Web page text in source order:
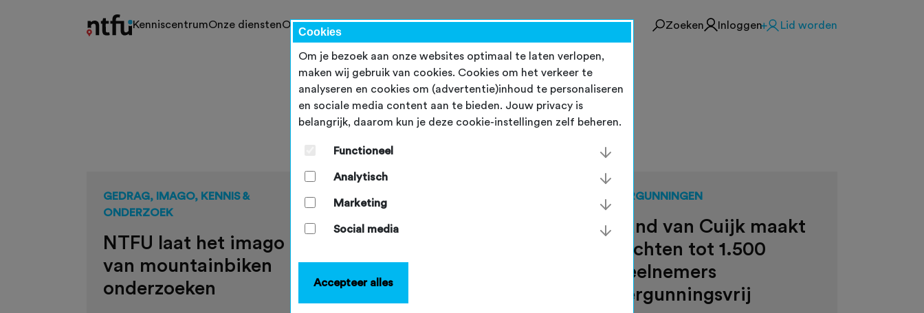
Lid worden
Inloggen
Zoeken
KenniscentrumOnze dienstenOns werk
Nieuwsberichten
GEDRAG, IMAGO, KENNIS &
ONDERZOEK
NTFU laat het imago
van mountainbiken
onderzoeken
FIETS IN DE TREIN
Fiets meenemen in de
Er is grote behoefte aan meer
VERGUNNINGEN
Land van Cuijk maakt
tochten tot 1.500
deelnemers
vergunningsvrij
Cookies
Om je bezoek aan onze websites optimaal te laten verlopen,
maken wij gebruik van cookies. Cookies om het verkeer te
analyseren en cookies om (advertentie)inhoud te personaliseren
en sociale media content aan te bieden. Jouw privacy is
belangrijk, daarom kun je deze cookie-instellingen zelf beheren.
Functioneel
Analytisch
Marketing
Social media
Accepteer alles